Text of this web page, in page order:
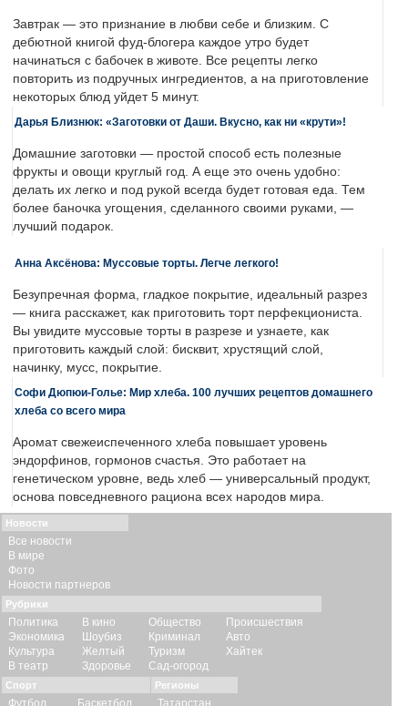
Завтрак — это признание в любви себе и близким. С
дебютной книгой фуд-блогера каждое утро будет
начинаться с бабочек в животе. Все рецепты легко
повторить из подручных ингредиентов, а на приготовление
некоторых блюд уйдет 5 минут.
Дарья Близнюк: «Заготовки от Даши. Вкусно, как ни «крути»!
Домашние заготовки — простой способ есть полезные
фрукты и овощи круглый год. А еще это очень удобно:
делать их легко и под рукой всегда будет готовая еда. Тем
более баночка угощения, сделанного своими руками, —
лучший подарок.
Анна Аксёнова: Муссовые торты. Легче легкого!
Безупречная форма, гладкое покрытие, идеальный разрез
— книга расскажет, как приготовить торт перфекциониста.
Вы увидите муссовые торты в разрезе и узнаете, как
приготовить каждый слой: бисквит, хрустящий слой,
начинку, мусс, покрытие.
Софи Дюпюи-Голье: Мир хлеба. 100 лучших рецептов домашнего
хлеба со всего мира
Аромат свежеиспеченного хлеба повышает уровень
эндорфинов, гормонов счастья. Это работает на
генетическом уровне, ведь хлеб — универсальный продукт,
основа повседневного рациона всех народов мира.
Новости
Все новости
В мире
Фото
Новости партнеров
Рубрики
Политика
Экономика
Культура
В театр
В кино
Шоубиз
Желтый
Здоровье
Общество
Криминал
Туризм
Сад-огород
Происшествия
Авто
Хайтек
Спорт Регионы